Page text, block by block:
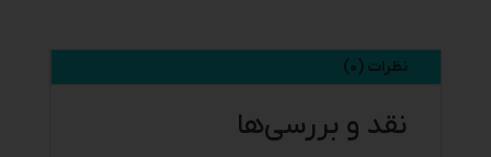
نظرات (۰)
نقد و بررسی‌ها